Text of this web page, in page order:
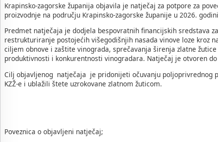
Krapinsko-zagorske županija objavila je natječaj za potpore za
proizvodnje na području Krapinsko-zagorske županije u 2026.
Predmet natječaja je dodjela bespovratnih financijskih sredstava
restrukturiranje postojećih višegodišnjih nasada vinove loze kroz
ciljem obnove i zaštite vinograda, sprečavanja širenja zlatne
produktivnosti i konkurentnosti vinogradara. Natječaj je otvoren
Cilj objavljenog natječaja je pridonijeti očuvanju poljoprivrednog
KZŽ-e i ublažili štete uzrokovane zlatnom žuticom.
Poveznica o objavljeni natječaj;